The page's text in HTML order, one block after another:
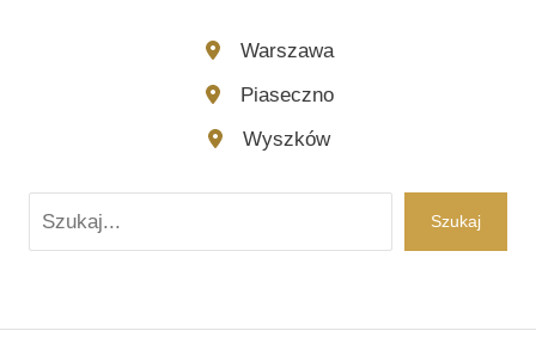
Warszawa
Piaseczno
Wyszków
Szukaj